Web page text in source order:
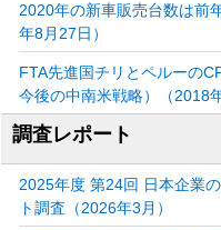
2020年の新車販売台数は前
年8月27日）
FTA先進国チリとペルーの
今後の中南米戦略）（2018
調査レポート
2025年度 第24回 日本企業
ト調査（2026年3月）